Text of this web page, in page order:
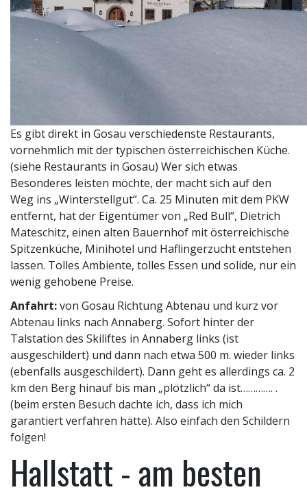
Es gibt direkt in Gosau verschiedenste Restaurants,
vornehmlich mit der typischen österreichischen Küche.
(siehe Restaurants in Gosau) Wer sich etwas
Besonderes leisten möchte, der macht sich auf den
Weg ins „Winterstellgut“. Ca. 25 Minuten mit dem PKW
entfernt, hat der Eigentümer von „Red Bull“, Dietrich
Mateschitz, einen alten Bauernhof mit österreichische
Spitzenküche, Minihotel und Haflingerzucht entstehen
lassen. Tolles Ambiente, tolles Essen und solide, nur ein
wenig gehobene Preise.
Anfahrt:von Gosau Richtung Abtenau und kurz vor
Abtenau links nach Annaberg. Sofort hinter der
Talstation des Skiliftes in Annaberg links (ist
ausgeschildert) und dann nach etwa 500 m. wieder links
(ebenfalls ausgeschildert). Dann geht es allerdings ca. 2
km den Berg hinauf bis man „plötzlich“ da ist…………. .
(beim ersten Besuch dachte ich, dass ich mich
garantiert verfahren hätte). Also einfach den Schildern
folgen!
Hallstatt - am besten